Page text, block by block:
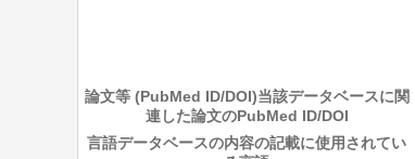
論文等 (PubMed ID/DOI)当該データベースに関
連した論文のPubMed ID/DOI
言語データベースの内容の記載に使用されてい